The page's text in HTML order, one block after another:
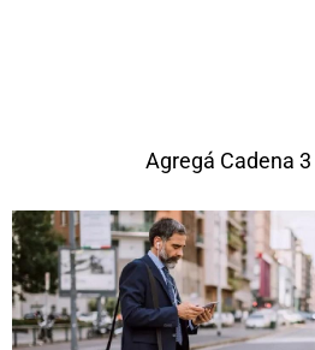
Agregá Cadena